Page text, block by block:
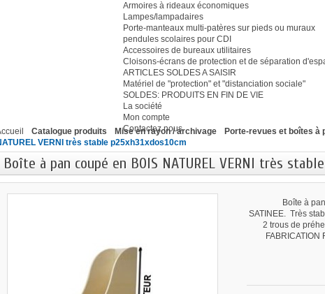
Armoires à rideaux économiques
Lampes/lampadaires
Porte-manteaux multi-patères sur pieds ou muraux
pendules scolaires pour CDI
Accessoires de bureaux utilitaires
Cloisons-écrans de protection et de séparation
ARTICLES SOLDES A SAISIR
Matériel de "protection" et "distanciation sociale"
SOLDES: PRODUITS EN FIN DE VIE
La société
Mon compte
Contactez nous
Catalogue produits Mise en rayon / archivage Porte-revues et boîtes à
VERNI très stable p25xh31xdos10cm
Boîte à pan coupé en BOIS NATUREL VERNI très
Boîte à
SATINEE. Très
2 trous de